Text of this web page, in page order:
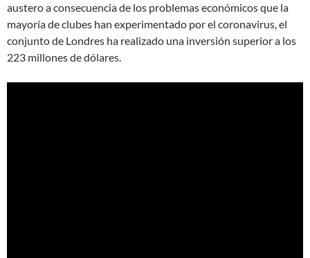
austero a consecuencia de los problemas económicos que la
mayoría de clubes han experimentado por el coronavirus, el
conjunto de Londres ha realizado una inversión superior a los
223 millones de dólares.